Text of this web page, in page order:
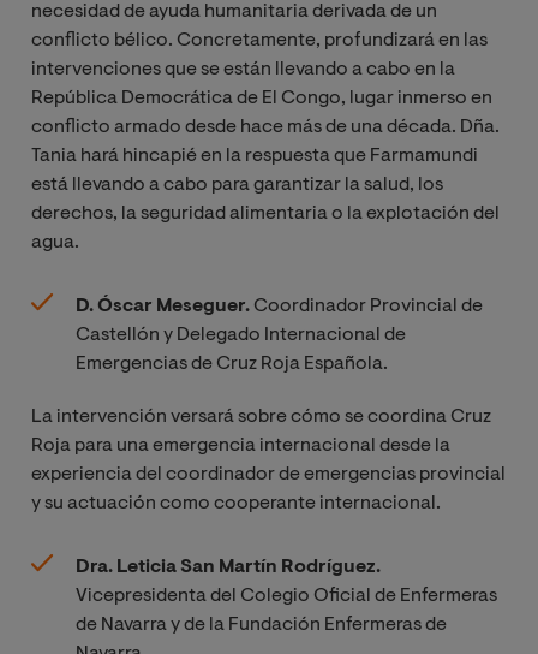
necesidad de ayuda humanitaria derivada de un
conflicto bélico. Concretamente, profundizará en las
intervenciones que se están llevando a cabo en la
República Democrática de El Congo, lugar inmerso en
conflicto armado desde hace más de una década. Dña.
Tania hará hincapié en la respuesta que Farmamundi
está llevando a cabo para garantizar la salud, los
derechos, la seguridad alimentaria o la explotación del
agua.
D. Óscar Meseguer. Coordinador Provincial de
Castellón y Delegado Internacional de
Emergencias de Cruz Roja Española.
La intervención versará sobre cómo se coordina Cruz
Roja para una emergencia internacional desde la
experiencia del coordinador de emergencias provincial
y su actuación como cooperante internacional.
Dra. Leticia San Martín Rodríguez.
Vicepresidenta del Colegio Oficial de Enfermeras
de Navarra y de la Fundación Enfermeras de